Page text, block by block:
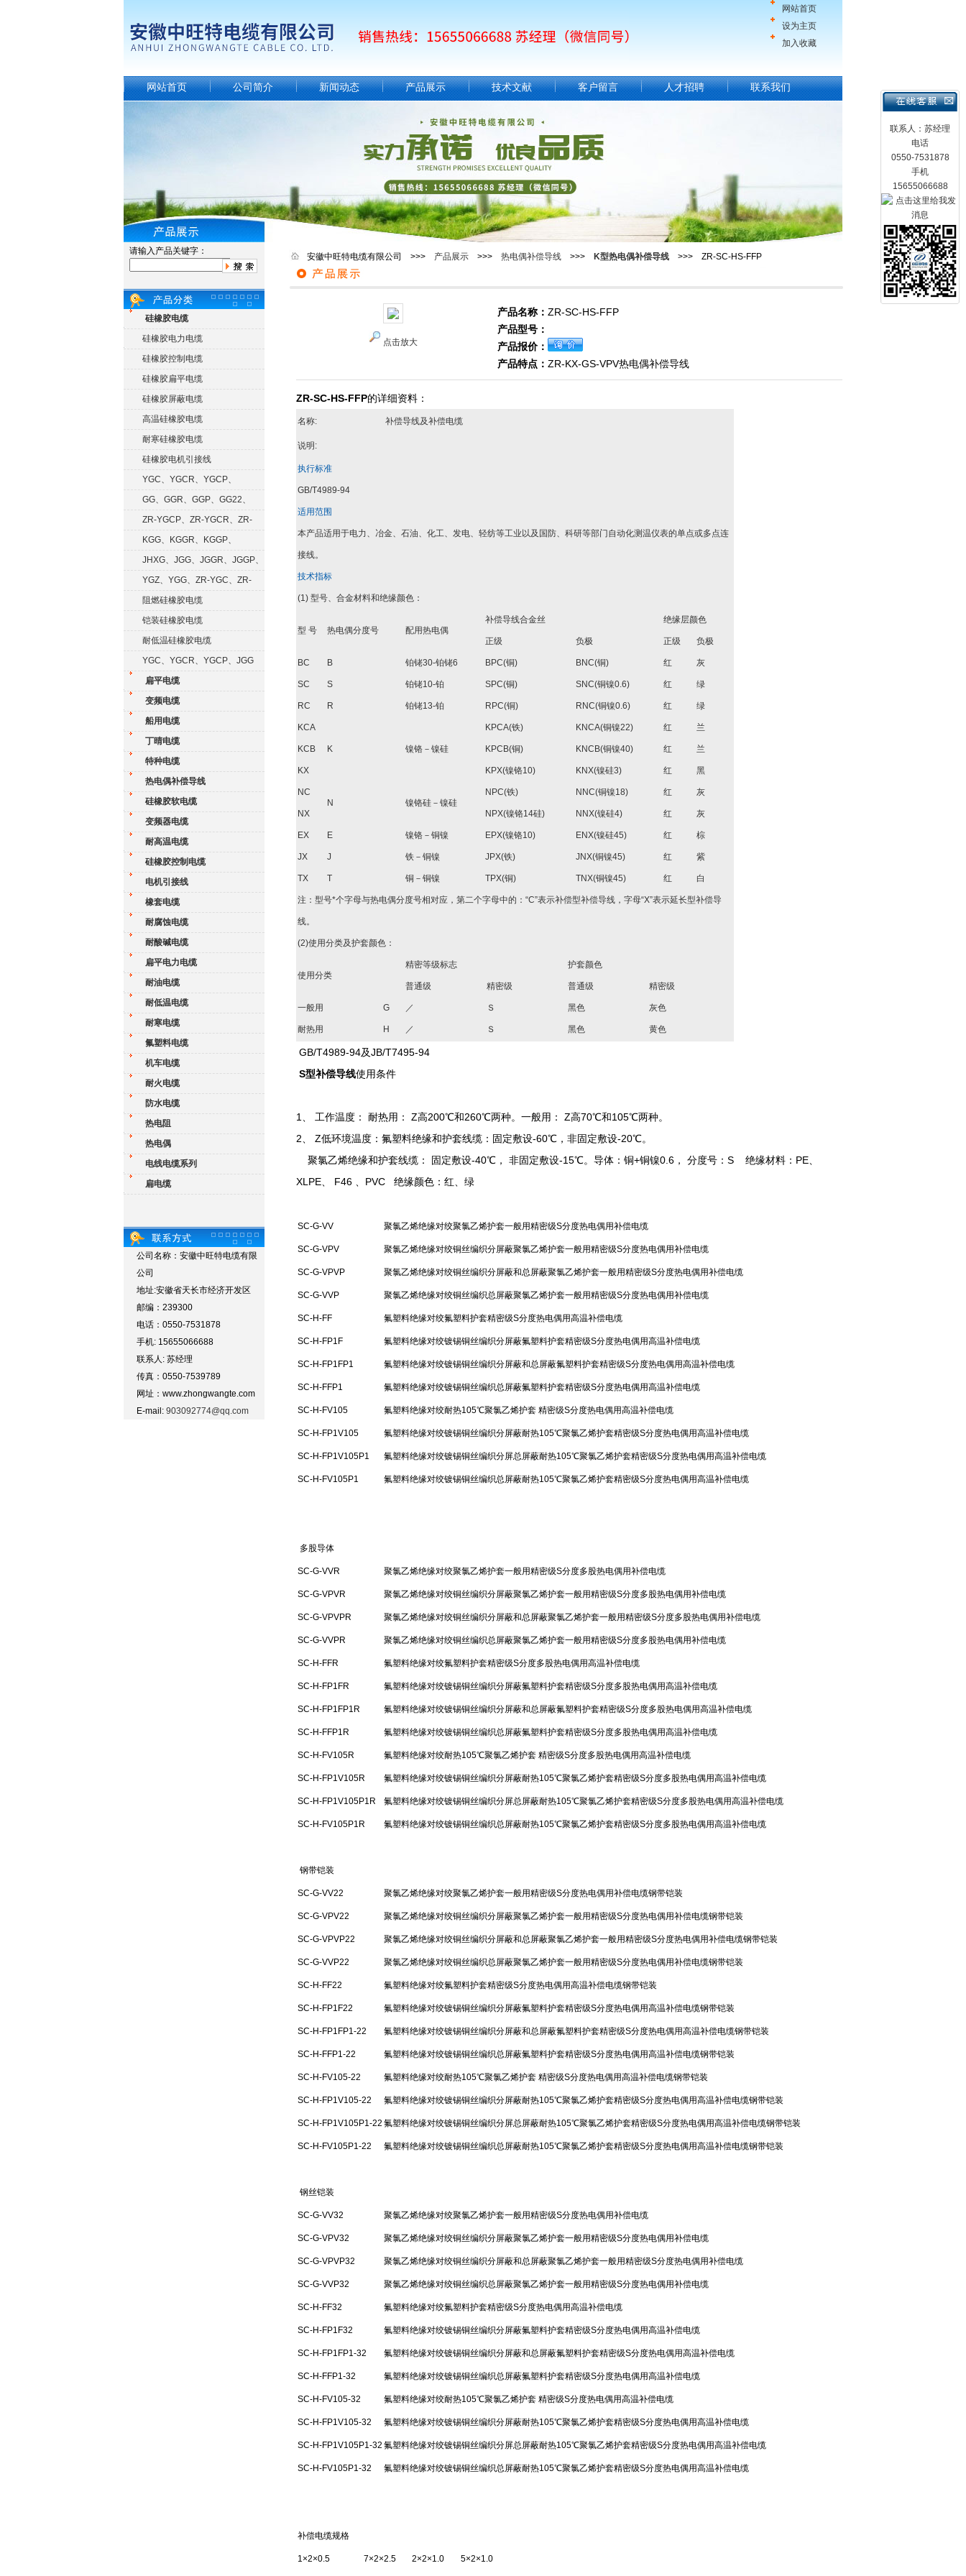
网站首页
设为主页
加入收藏
联系人：苏经理
电话
0550-7531878
手机
15655066688
网站首页 公司简介 新闻动态 产品展示 技术文献 客户留言 人才招聘 联系我们
请输入产品关键字：
硅橡胶电缆
硅橡胶电力电缆
硅橡胶控制电缆
硅橡胶扁平电缆
硅橡胶屏蔽电缆
高温硅橡胶电缆
耐寒硅橡胶电缆
硅橡胶电机引接线
YGC、YGCR、YGCP、
YGCRP
GG、GGR、GGP、GG22、
GGRP
ZR-YGCP、ZR-YGCR、ZR-
YGCRP
KGG、KGGR、KGGP、
KGGRP
JHXG、JGG、JGGR、JGGP、
JGGFYGZ、YGG、ZR-YGC、ZR-
KGG阻燃硅橡胶电缆
铠装硅橡胶电缆
耐低温硅橡胶电缆
YGC、YGCR、YGCP、JGG
扁平电缆
变频电缆
船用电缆
丁晴电缆
特种电缆
热电偶补偿导线
硅橡胶软电缆
变频器电缆
耐高温电缆
硅橡胶控制电缆
电机引接线
橡套电缆
耐腐蚀电缆
耐酸碱电缆
扁平电力电缆
耐油电缆
耐低温电缆
耐寒电缆
氟塑料电缆
机车电缆
耐火电缆
防水电缆
热电阻
热电偶
电线电缆系列
扁电缆
公司名称：安徽中旺特电缆有限
公司
地址:安徽省天长市经济开发区
邮编：239300
电话：0550-7531878
手机: 15655066688
联系人: 苏经理
传真：0550-7539789
网址：www.zhongwangte.com
E-mail: 903092774@qq.com
安徽中旺特电缆有限公司 >>> 产品展示 >>> 热电偶补偿导线 >>> K型热电偶补偿导线 >>> ZR-SC-HS-FFP
点击放大
产品名称： ZR-SC-HS-FFP
产品型号：
产品报价：
产品特点： ZR-KX-GS-VPV热电偶补偿导线
ZR-SC-HS-FFP的详细资料：
名称: 补偿导线及补偿电缆
说明:
执行标准
GB/T4989-94
适用范围
本产品适用于电力、冶金、石油、化工、发电、轻纺等工业以及国防、科研等部门自动化测温仪表的单点或多点连
接线。
技术指标
(1) 型号、合金材料和绝缘颜色：
型 号 热电偶分度号 配用热电偶
补偿导线合金丝 绝缘层颜色
正级 负极 正级 负极
BC B 铂铑30-铂铑6 BPC(铜) BNC(铜) 红 灰
SC S 铂铑10-铂 SPC(铜) SNC(铜镍0.6) 红 绿
RC R 铂铑13-铂 RPC(铜) RNC(铜镍0.6) 红 绿
KCA
K 镍铬－镍硅
KPCA(铁) KNCA(铜镍22) 红 兰
KCB KPCB(铜) KNCB(铜镍40) 红 兰
KX KPX(镍铬10) KNX(镍硅3) 红 黑
NC
N
镍铬硅－镍硅
NPC(铁) NNC(铜镍18) 红 灰
NX NPX(镍铬14硅) NNX(镍硅4) 红 灰
EX E 镍铬－铜镍 EPX(镍铬10) ENX(镍硅45) 红 棕
JX J 铁－铜镍 JPX(铁) JNX(铜镍45) 红 紫
TX T 铜－铜镍 TPX(铜) TNX(铜镍45) 红 白
注：型号*个字母与热电偶分度号相对应，第二个字母中的：“C”表示补偿型补偿导线，字母“X”表示延长型补偿导
线。
(2)使用分类及护套颜色：
使用分类
精密等级标志 护套颜色
普通级 精密级 普通级 精密级
一般用 G ／ Ｓ 黑色 灰色
耐热用 H ／ Ｓ 黑色 黄色
GB/T4989-94及JB/T7495-94
S型补偿导线使用条件
1、 工作温度： 耐热用： Z高200℃和260℃两种。一般用： Z高70℃和105℃两种。
2、 Z低环境温度：氟塑料绝缘和护套线缆：固定敷设-60℃，非固定敷设-20℃。
聚氯乙烯绝缘和护套线缆： 固定敷设-40℃， 非固定敷设-15℃。导体：铜+铜镍0.6， 分度号：S 绝缘材料：PE、
XLPE、 F46 、PVC 绝缘颜色：红、绿
SC-G-VV 聚氯乙烯绝缘对绞聚氯乙烯护套一般用精密级S分度热电偶用补偿电缆
SC-G-VPV 聚氯乙烯绝缘对绞铜丝编织分屏蔽聚氯乙烯护套一般用精密级S分度热电偶用补偿电缆
SC-G-VPVP 聚氯乙烯绝缘对绞铜丝编织分屏蔽和总屏蔽聚氯乙烯护套一般用精密级S分度热电偶用补偿电缆
SC-G-VVP 聚氯乙烯绝缘对绞铜丝编织总屏蔽聚氯乙烯护套一般用精密级S分度热电偶用补偿电缆
SC-H-FF 氟塑料绝缘对绞氟塑料护套精密级S分度热电偶用高温补偿电缆
SC-H-FP1F 氟塑料绝缘对绞镀锡铜丝编织分屏蔽氟塑料护套精密级S分度热电偶用高温补偿电缆
SC-H-FP1FP1 氟塑料绝缘对绞镀锡铜丝编织分屏蔽和总屏蔽氟塑料护套精密级S分度热电偶用高温补偿电缆
SC-H-FFP1 氟塑料绝缘对绞镀锡铜丝编织总屏蔽氟塑料护套精密级S分度热电偶用高温补偿电缆
SC-H-FV105 氟塑料绝缘对绞耐热105℃聚氯乙烯护套 精密级S分度热电偶用高温补偿电缆
SC-H-FP1V105 氟塑料绝缘对绞镀锡铜丝编织分屏蔽耐热105℃聚氯乙烯护套精密级S分度热电偶用高温补偿电缆
SC-H-FP1V105P1 氟塑料绝缘对绞镀锡铜丝编织分屏总屏蔽耐热105℃聚氯乙烯护套精密级S分度热电偶用高温补偿电缆
SC-H-FV105P1 氟塑料绝缘对绞镀锡铜丝编织总屏蔽耐热105℃聚氯乙烯护套精密级S分度热电偶用高温补偿电缆
多股导体
SC-G-VVR 聚氯乙烯绝缘对绞聚氯乙烯护套一般用精密级S分度多股热电偶用补偿电缆
SC-G-VPVR 聚氯乙烯绝缘对绞铜丝编织分屏蔽聚氯乙烯护套一般用精密级S分度多股热电偶用补偿电缆
SC-G-VPVPR 聚氯乙烯绝缘对绞铜丝编织分屏蔽和总屏蔽聚氯乙烯护套一般用精密级S分度多股热电偶用补偿电缆
SC-G-VVPR 聚氯乙烯绝缘对绞铜丝编织总屏蔽聚氯乙烯护套一般用精密级S分度多股热电偶用补偿电缆
SC-H-FFR 氟塑料绝缘对绞氟塑料护套精密级S分度多股热电偶用高温补偿电缆
SC-H-FP1FR 氟塑料绝缘对绞镀锡铜丝编织分屏蔽氟塑料护套精密级S分度多股热电偶用高温补偿电缆
SC-H-FP1FP1R 氟塑料绝缘对绞镀锡铜丝编织分屏蔽和总屏蔽氟塑料护套精密级S分度多股热电偶用高温补偿电缆
SC-H-FFP1R 氟塑料绝缘对绞镀锡铜丝编织总屏蔽氟塑料护套精密级S分度多股热电偶用高温补偿电缆
SC-H-FV105R 氟塑料绝缘对绞耐热105℃聚氯乙烯护套 精密级S分度多股热电偶用高温补偿电缆
SC-H-FP1V105R 氟塑料绝缘对绞镀锡铜丝编织分屏蔽耐热105℃聚氯乙烯护套精密级S分度多股热电偶用高温补偿电缆
SC-H-FP1V105P1R 氟塑料绝缘对绞镀锡铜丝编织分屏总屏蔽耐热105℃聚氯乙烯护套精密级S分度多股热电偶用高温补偿电缆
SC-H-FV105P1R 氟塑料绝缘对绞镀锡铜丝编织总屏蔽耐热105℃聚氯乙烯护套精密级S分度多股热电偶用高温补偿电缆
钢带铠装
SC-G-VV22 聚氯乙烯绝缘对绞聚氯乙烯护套一般用精密级S分度热电偶用补偿电缆钢带铠装
SC-G-VPV22 聚氯乙烯绝缘对绞铜丝编织分屏蔽聚氯乙烯护套一般用精密级S分度热电偶用补偿电缆钢带铠装
SC-G-VPVP22 聚氯乙烯绝缘对绞铜丝编织分屏蔽和总屏蔽聚氯乙烯护套一般用精密级S分度热电偶用补偿电缆钢带铠装
SC-G-VVP22 聚氯乙烯绝缘对绞铜丝编织总屏蔽聚氯乙烯护套一般用精密级S分度热电偶用补偿电缆钢带铠装
SC-H-FF22 氟塑料绝缘对绞氟塑料护套精密级S分度热电偶用高温补偿电缆钢带铠装
SC-H-FP1F22 氟塑料绝缘对绞镀锡铜丝编织分屏蔽氟塑料护套精密级S分度热电偶用高温补偿电缆钢带铠装
SC-H-FP1FP1-22 氟塑料绝缘对绞镀锡铜丝编织分屏蔽和总屏蔽氟塑料护套精密级S分度热电偶用高温补偿电缆钢带铠装
SC-H-FFP1-22 氟塑料绝缘对绞镀锡铜丝编织总屏蔽氟塑料护套精密级S分度热电偶用高温补偿电缆钢带铠装
SC-H-FV105-22 氟塑料绝缘对绞耐热105℃聚氯乙烯护套 精密级S分度热电偶用高温补偿电缆钢带铠装
SC-H-FP1V105-22 氟塑料绝缘对绞镀锡铜丝编织分屏蔽耐热105℃聚氯乙烯护套精密级S分度热电偶用高温补偿电缆钢带铠装
SC-H-FP1V105P1-22 氟塑料绝缘对绞镀锡铜丝编织分屏总屏蔽耐热105℃聚氯乙烯护套精密级S分度热电偶用高温补偿电缆钢带铠装
SC-H-FV105P1-22 氟塑料绝缘对绞镀锡铜丝编织总屏蔽耐热105℃聚氯乙烯护套精密级S分度热电偶用高温补偿电缆钢带铠装
钢丝铠装
SC-G-VV32 聚氯乙烯绝缘对绞聚氯乙烯护套一般用精密级S分度热电偶用补偿电缆
SC-G-VPV32 聚氯乙烯绝缘对绞铜丝编织分屏蔽聚氯乙烯护套一般用精密级S分度热电偶用补偿电缆
SC-G-VPVP32 聚氯乙烯绝缘对绞铜丝编织分屏蔽和总屏蔽聚氯乙烯护套一般用精密级S分度热电偶用补偿电缆
SC-G-VVP32 聚氯乙烯绝缘对绞铜丝编织总屏蔽聚氯乙烯护套一般用精密级S分度热电偶用补偿电缆
SC-H-FF32 氟塑料绝缘对绞氟塑料护套精密级S分度热电偶用高温补偿电缆
SC-H-FP1F32 氟塑料绝缘对绞镀锡铜丝编织分屏蔽氟塑料护套精密级S分度热电偶用高温补偿电缆
SC-H-FP1FP1-32 氟塑料绝缘对绞镀锡铜丝编织分屏蔽和总屏蔽氟塑料护套精密级S分度热电偶用高温补偿电缆
SC-H-FFP1-32 氟塑料绝缘对绞镀锡铜丝编织总屏蔽氟塑料护套精密级S分度热电偶用高温补偿电缆
SC-H-FV105-32 氟塑料绝缘对绞耐热105℃聚氯乙烯护套 精密级S分度热电偶用高温补偿电缆
SC-H-FP1V105-32 氟塑料绝缘对绞镀锡铜丝编织分屏蔽耐热105℃聚氯乙烯护套精密级S分度热电偶用高温补偿电缆
SC-H-FP1V105P1-32 氟塑料绝缘对绞镀锡铜丝编织分屏总屏蔽耐热105℃聚氯乙烯护套精密级S分度热电偶用高温补偿电缆
SC-H-FV105P1-32 氟塑料绝缘对绞镀锡铜丝编织总屏蔽耐热105℃聚氯乙烯护套精密级S分度热电偶用高温补偿电缆
补偿电缆规格
1×2×0.5 7×2×2.5 2×2×1.0 5×2×1.0